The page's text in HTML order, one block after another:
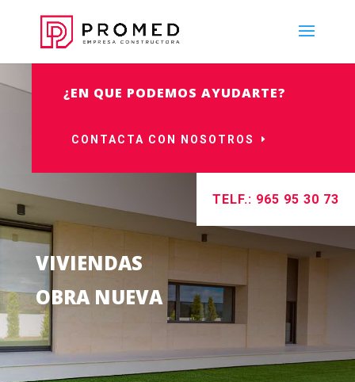
¿EN QUE PODEMOS AYUDARTE?
CONTACTA CON NOSOTROS
TELF.: 965 95 30 73
VIVIENDAS
OBRA NUEVA